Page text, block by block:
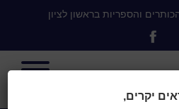
והספריות בראשון לציון
יקרים,